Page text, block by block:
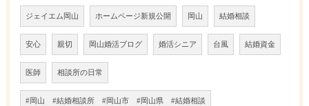
ジェイエム岡山 ホームページ新規公開 岡山 結婚相談
安心 親切 岡山婚活ブログ 婚活シニア 台風 結婚資金
医師 相談所の日常
#岡山 #結婚相談所 #岡山市 #岡山県 #結婚相談